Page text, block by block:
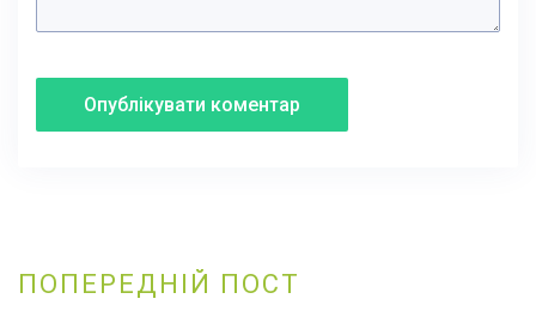
записів
ПОПЕРЕДНІЙ ПОСТ